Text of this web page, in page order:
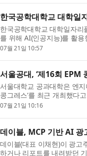
한국공학대학교 대학일
한국공학대학교 대학일자
를 위해 AI(인공지능)를 활
자신의 ...
07월 21일 10:57
서울공대, ‘제16회 EPM
서울대학교 공과대학은 엔
콩그레스’를 최근 개최했다
18일...
07월 21일 10:16
데이블, MCP 기반 AI
데이블(대표 이채현)이 광고
하거나 리포트를 내려받던